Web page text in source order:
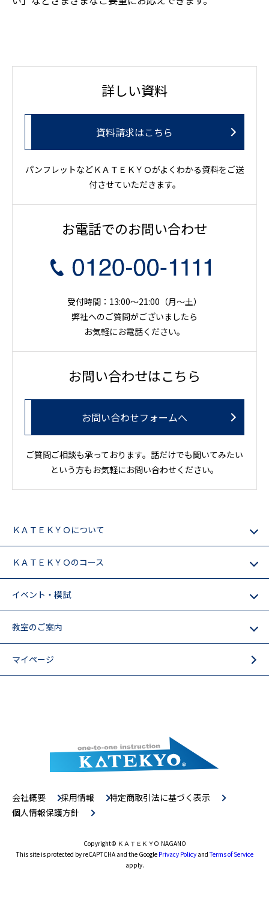
詳しい資料
資料請求はこちら
パンフレットなどＫＡＴＥＫＹＯがよくわかる資料をご送
付させていただきます。
お電話でのお問い合わせ
受付時間：13:00～21:00（月〜土）
弊社へのご質問がございましたら
お気軽にお電話ください。
お問い合わせはこちら
お問い合わせフォームへ
ご質問ご相談も承っております。話だけでも聞いてみたい
という方もお気軽にお問い合わせください。
ＫＡＴＥＫＹＯについて
ＫＡＴＥＫＹＯのコース
イベント・模試
教室のご案内
マイページ
会社概要 採用情報
特定商取引法に基づく表示
個人情報保護方針
Copyright© ＫＡＴＥＫＹＯ NAGANO
This site is protected by reCAPTCHA and the Google Privacy PolicyandTerms of Service
apply.